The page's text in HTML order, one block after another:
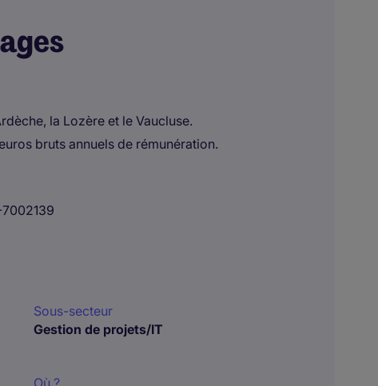
la Lozère et le Vaucluse.
bruts annuels de rémunération.
Sous-secteur
Gestion de projets/IT
Où ?